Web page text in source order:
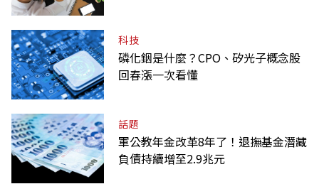
科技
磷化銦是什麼？CPO、矽光子概念股
回春漲一次看懂
話題
軍公教年金改革8年了！退撫基金潛藏
負債持續增至2.9兆元